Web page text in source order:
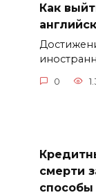
Как
0
смерти